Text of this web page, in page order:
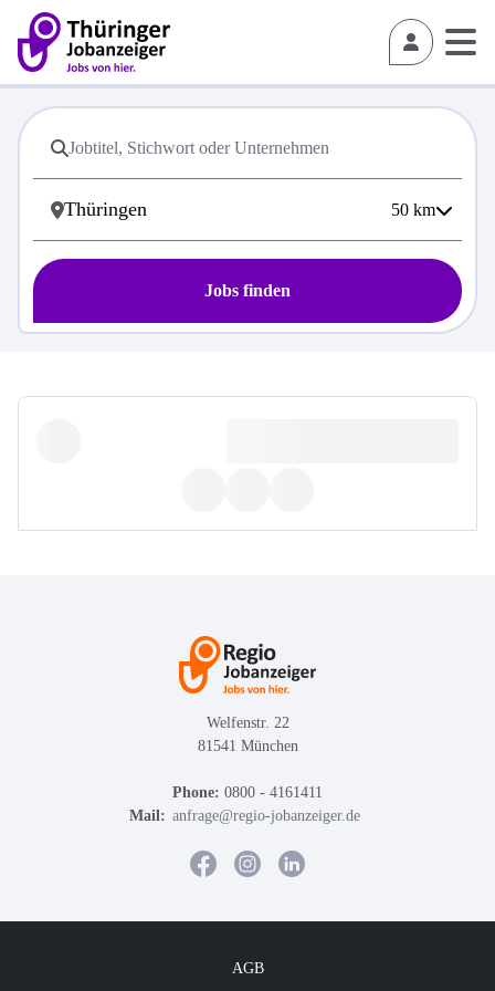
50 km
Jobs finden
Welfenstr. 22
81541 München
Phone: 0800 - 4161411
Mail: anfrage@regio-jobanzeiger.de
AGB